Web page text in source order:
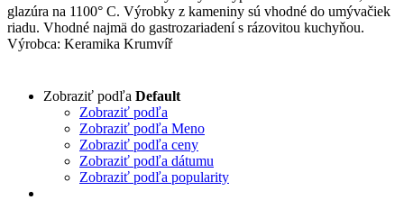
glazúra na 1100° C. Výrobky z kameniny sú vhodné do umývačiek
riadu. Vhodné najmä do gastrozariadení s rázovitou kuchyňou.
Výrobca: Keramika Krumvíř
Zobraziť podľa Default
Zobraziť podľa
Zobraziť podľa Meno
Zobraziť podľa ceny
Zobraziť podľa dátumu
Zobraziť podľa popularity